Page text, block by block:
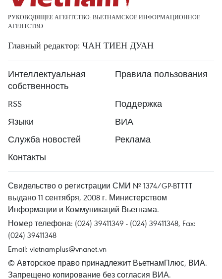
РУКОВОДЯЩЕЕ АГЕНТСТВО: ВЬЕТНАМСКОЕ ИНФОРМАЦИОННОЕ
АГЕНТСТВО
Главный редактор: ЧАН ТИЕН ДУАН
Интеллектуальная
собственность
Правила пользования
RSS
Поддержка
Языки
ВИА
Служба новостей
Реклама
Контакты
Свидельство о регистрации СМИ № 1374/GP-BTTTT
выдано 11 сентября, 2008 г. Министерством
Информации и Коммуникаций Вьетнама.
Номер телефона: (024) 39411349 - (024) 39411348, Fax:
(024) 39411348
Email: vietnamplus@vnanet.vn
© Авторское право принадлежит ВьетнамПлюс, ВИА.
Запрещено копирование без согласия ВИА.